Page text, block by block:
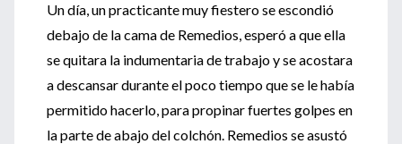
Un día, un practicante muy fiestero se escondió
debajo de la cama de Remedios, esperó a que ella
se quitara la indumentaria de trabajo y se acostara
a descansar durante el poco tiempo que se le había
permitido hacerlo, para propinar fuertes golpes en
la parte de abajo del colchón. Remedios se asustó